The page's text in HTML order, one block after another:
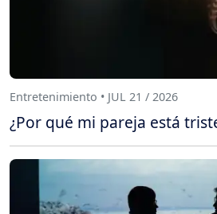
Entretenimiento • JUL 21 / 2026
¿Por qué mi pareja está